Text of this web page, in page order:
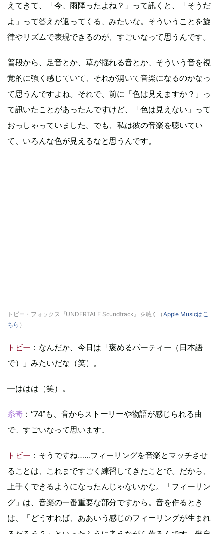
えてきて、「今、雨降ったよね？」って訊くと、「そうだ
よ」って答えが返ってくる、みたいな。そういうことを旋
律やリズムで表現できるのが、すごいなって思うんです。
普段から、足音とか、草が揺れる音とか、そういう音を視
覚的に強く感じていて、それが湧いて音楽になるのかなっ
て思うんですよね。それで、前に「色は見えますか？」っ
て訊いたことがあったんですけど、「色は見えない」って
おっしゃっていました。でも、私は彼の音楽を聴いてい
て、いろんな色が見えるなと思うんです。
トビー・フォックス『UNDERTALE Soundtrack』を聴く（Apple Musicはこ
ちら ）
トビー ：なんだか、今日は「褒めるパーティー（日本語
で）」みたいだな（笑）。
—ははは（笑）。
糸奇 ：“74”も、音からストーリーや物語が感じられる曲
で、すごいなって思います。
トビー ：そうですね……フィーリングを音楽とマッチさせ
ることは、これまですごく練習してきたことで。だから、
上手くできるようになったんじゃないかな。「フィーリン
グ」は、音楽の一番重要な部分ですから。音を作るとき
は、「どうすれば、ああいう感じのフィーリングが生まれ